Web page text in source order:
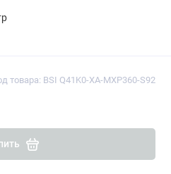
товара: BSI Q41K0-XA-MXP360-S92